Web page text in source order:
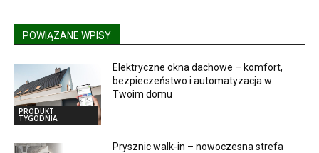
POWIĄZANE WPISY
PRODUKT
TYGODNIA
Elektryczne okna dachowe – komfort,
bezpieczeństwo i automatyzacja w
Twoim domu
Prysznic walk-in – nowoczesna strefa